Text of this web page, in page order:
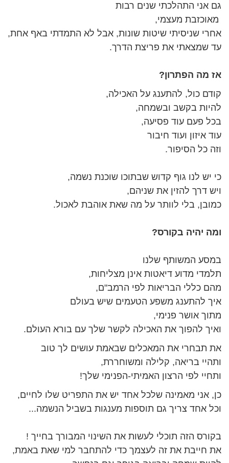
גם אני התהלכתי שנים רבות
מאוכזבת מעצמי,
אחרי שניסיתי שיטות שונות, אבל לא התמדתי באף אחת,
עד שמצאתי את פריצת הדרך.
אז מה הפתרון?
קודם כול, להתענג על האכילה,
להיות בקשב ובשמחה,
בכל פעם עוד פסיעה,
עוד איזון ועוד חיבור
וזה כל הסיפור.
כי יש לנו גוף קדוש שבתוכו שוכנת נשמה,
ויש דרך להזין את שניהם,
כמובן, בלי לוותר על מה שאת אוהבת לאכול.
ומה יהיה בקורס?
במסע המשותף שלנו
תלמדי מדוע דיאטות אינן מצליחות,
מהם כללי הבריאות לפי הרמב"ם,
איך להתענג משפע הטעמים שיש בעולם
מתוך אושר פנימי,
ואיך להפוך את האכילה לקשר שלך עם בורא העולם.
את תבחרי את המאכלים שבאמת עושים לך טוב
ותהיי בריאה, קלילה ומשוחררת,
ותחיי לפי הרצון האמיתי-הפנימי שלך!
כן, אני מאמינה שלכל אחד יש את התפריט שלו לחיים,
וכל אחד צריך גם תוספות מענגות בשביל הנשמה...
בקורס הזה תוכלי לעשות את השינוי המבורך בחייך !
את חייבת את זה לעצמך כדי להתחבר למי שאת באמת,